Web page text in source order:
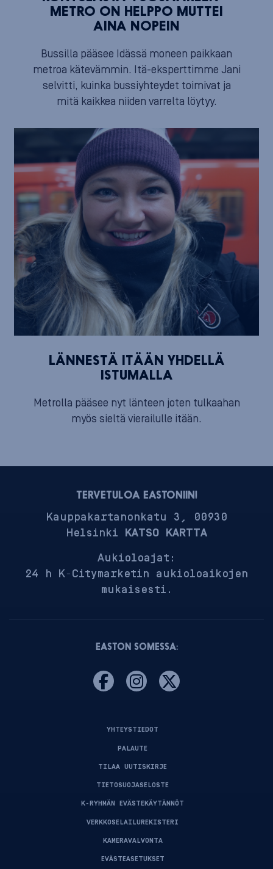
METRO ON HELPPO MUTTEI
AINA NOPEIN
Bussilla pääsee Idässä moneen paikkaan
metroa kätevämmin. Itä-eksperttimme Jani
selvitti, kuinka bussiyhteydet toimivat ja
mitä kaikkea niiden varrelta löytyy.
LÄNNESTÄ ITÄÄN YHDELLÄ
ISTUMALLA
Metrolla pääsee nyt länteen joten tulkaahan
myös sieltä vierailulle itään.
TERVETULOA EASTONIIN!
Kauppakartanonkatu 3, 00930
Helsinki KATSO KARTTA
Aukioloajat:
24 h K-Citymarketin aukioloaikojen
mukaisesti.
EASTON SOMESSA:
YHTEYSTIEDOT
PALAUTE
TILAA UUTISKIRJE
TIETOSUOJASELOSTE
K-RYHMÄN EVÄSTEKÄYTÄNNÖT
VERKKOSELAILUREKISTERI
KAMERAVALVONTA
EVÄSTEASETUKSET